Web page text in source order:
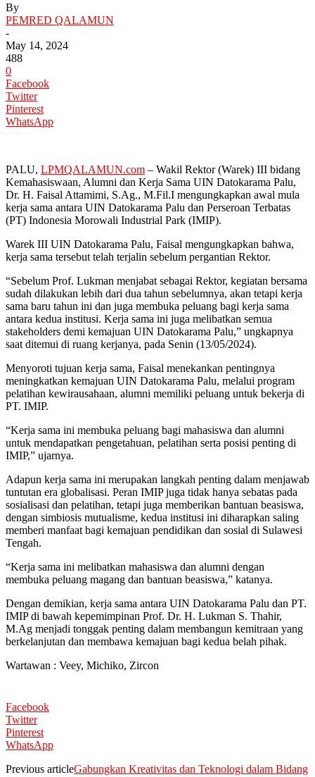
By
PEMRED QALAMUN
-
May 14, 2024
488
0
Facebook
Twitter
Pinterest
WhatsApp
PALU, LPMQALAMUN.com – Wakil Rektor (Warek) III bidang
Kemahasiswaan, Alumni dan Kerja Sama UIN Datokarama Palu,
Dr. H. Faisal Attamimi, S.Ag., M.Fil.I mengungkapkan awal mula
kerja sama antara UIN Datokarama Palu dan Perseroan Terbatas
(PT) Indonesia Morowali Industrial Park (IMIP).
Warek III UIN Datokarama Palu, Faisal mengungkapkan bahwa,
kerja sama tersebut telah terjalin sebelum pergantian Rektor.
“Sebelum Prof. Lukman menjabat sebagai Rektor, kegiatan bersama
sudah dilakukan lebih dari dua tahun sebelumnya, akan tetapi kerja
sama baru tahun ini dan juga membuka peluang bagi kerja sama
antara kedua institusi. Kerja sama ini juga melibatkan semua
stakeholders demi kemajuan UIN Datokarama Palu,” ungkapnya
saat ditemui di ruang kerjanya, pada Senin (13/05/2024).
Menyoroti tujuan kerja sama, Faisal menekankan pentingnya
meningkatkan kemajuan UIN Datokarama Palu, melalui program
pelatihan kewirausahaan, alumni memiliki peluang untuk bekerja di
PT. IMIP.
“Kerja sama ini membuka peluang bagi mahasiswa dan alumni
untuk mendapatkan pengetahuan, pelatihan serta posisi penting di
IMIP,” ujarnya.
Adapun kerja sama ini merupakan langkah penting dalam menjawab
tuntutan era globalisasi. Peran IMIP juga tidak hanya sebatas pada
sosialisasi dan pelatihan, tetapi juga memberikan bantuan beasiswa,
dengan simbiosis mutualisme, kedua institusi ini diharapkan saling
memberi manfaat bagi kemajuan pendidikan dan sosial di Sulawesi
Tengah.
“Kerja sama ini melibatkan mahasiswa dan alumni dengan
membuka peluang magang dan bantuan beasiswa,” katanya.
Dengan demikian, kerja sama antara UIN Datokarama Palu dan PT.
IMIP di bawah kepemimpinan Prof. Dr. H. Lukman S. Thahir,
M.Ag menjadi tonggak penting dalam membangun kemitraan yang
berkelanjutan dan membawa kemajuan bagi kedua belah pihak.
Wartawan : Veey, Michiko, Zircon
Facebook
Twitter
Pinterest
WhatsApp
Previous articleGabungkan Kreativitas dan Teknologi dalam Bidang